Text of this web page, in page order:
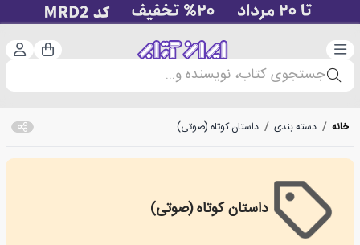
دسته‌بندی سبد
جستجوی کتاب، نویسنده و...
خانه / دسته بندی / داستان کوتاه (صوتی)
داستان کوتاه (صوتی)
short story